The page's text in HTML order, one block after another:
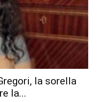
la sorella
la...